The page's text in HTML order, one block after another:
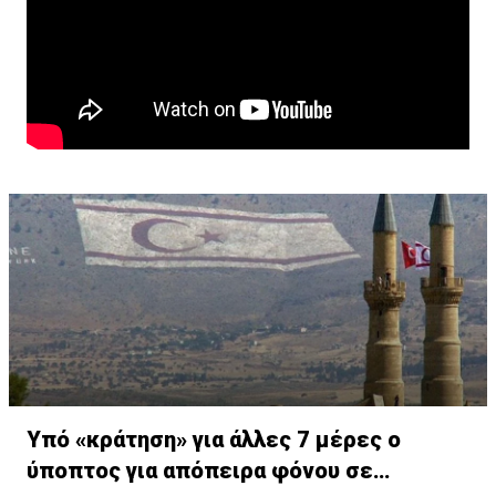
Υπό «κράτηση» για άλλες 7 μέρες ο
ύποπτος για απόπειρα φόνου σε